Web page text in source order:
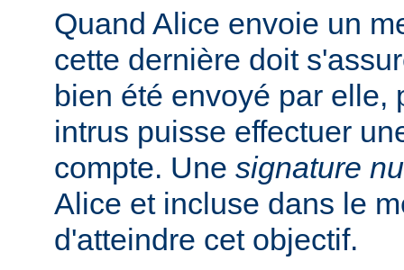
Quand Alice envoie un
cette dernière doit
bien été envoyé par elle,
intrus puisse effectuer
compte. Une signature
Alice et incluse dans le
d'atteindre cet objectif.